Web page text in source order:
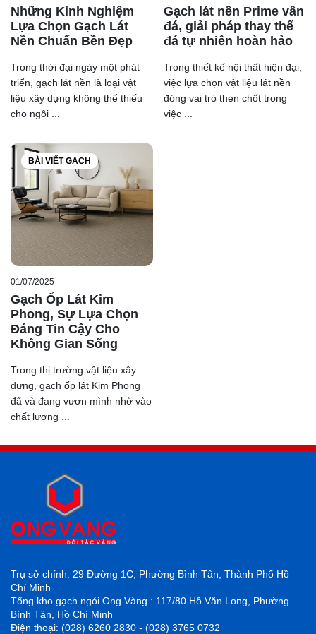
những nơi có khí hậu nóng bức quanh năm. Hơn thế,
dòng gạch này còn được sử dụng để ốp lát ở những khu
vực ngoài trời mà không sợ bị nứt vở, công vênh.
Đa dạng mẫu mã, kích thước
Tương tự như dòng gạch Ceramic, dòng gạch Porcelain
cũng cho ra đa dạng mẫu mã cùng nhiều kích thước khác
nhau, giúp dễ dàng lựa chọn hơn cho khách hàng trong
khâu lựa chọn gạch ốp lát.
2.3 Ưu điểm của dòng gạch Granite
Tương tự như 2 dòng gạch phía trên,
có nhiều ưu điểm khác nhau từ đa dạng mẫu mã, kích
thước cho đến sự bền bỉ, chất lượng. Thế nhưng, ngoài
những ưu điểm tương tự, gạch Granite còn có những ưu
điểm riêng của dòng gạch này
Bền bỉ về màu sắc
Trong quá trình sản xuất ra gạch, bột màu được trộn
Những Kinh Nghiệm
Lựa Chọn Gạch Lát
Nền Chuẩn Bền Đẹp
Trong thời đại ngày một phát
triển, gạch lát nền là loại vật
liệu xây dựng không thể thiếu
cho ngôi ...
Gạch lát nền Prime vân
đá, giải pháp thay thế
đá tự nhiên hoàn hảo
Trong thiết kế nội thất hiện đại,
việc lựa chọn vật liệu lát nền
đóng vai trò then chốt trong
việc ...
BÀI VIẾT GẠCH
01/07/2025
Gạch Ốp Lát Kim
Phong, Sự Lựa Chọn
Đáng Tin Cậy Cho
Không Gian Sống
Trong thị trường vật liệu xây
dựng, gạch ốp lát Kim Phong
đã và đang vươn mình nhờ vào
chất lượng ...
Trụ sở chính: 29 Đường 1C, Phường Bình Tân, Thành Phố Hồ
Chí Minh
Tổng kho gạch ngói Ong Vàng : 117/80 Hồ Văn Long, Phường
Bình Tân, Hồ Chí Minh
Điện thoại: (028) 6260 2830 - (028) 3765 0732